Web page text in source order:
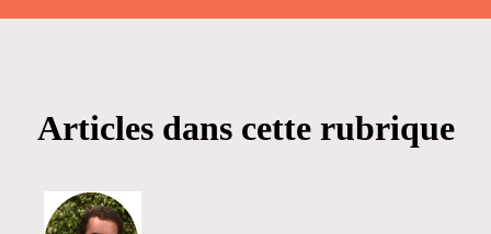
Articles dans cette rubrique